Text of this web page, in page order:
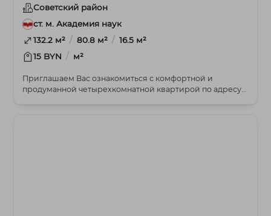
Советский район
ст. м. Академия наук
132.2 м² / 80.8 м² / 16.5 м²
15 BYN / м²
Приглашаем Вас ознакомиться с комфортной и
продуманной четырехкомнатной квартирой по адресу